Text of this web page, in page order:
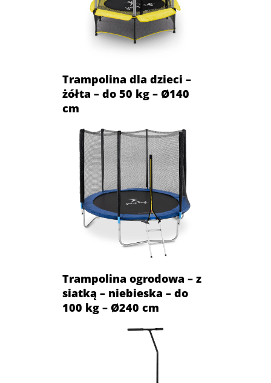
Trampolina dla dzieci –
żółta – do 50 kg – Ø140
cm
Trampolina ogrodowa – z
siatką – niebieska – do
100 kg – Ø240 cm